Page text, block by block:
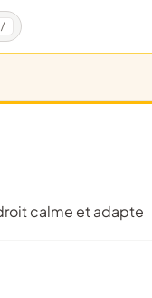
/
calme et adapte